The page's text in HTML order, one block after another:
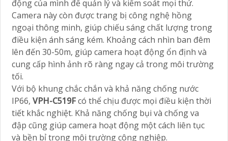
động của mình để quản lý và kiểm soát mọi thứ.
Camera này còn được trang bị công nghệ hồng
ngoại thông minh, giúp chiếu sáng chất lượng trong
điều kiện ánh sáng kém. Khoảng cách nhìn ban đêm
lên đến 30-50m, giúp camera hoạt động ổn định và
cung cấp hình ảnh rõ ràng ngay cả trong môi trường
tối.
Với bộ khung chắc chắn và khả năng chống nước
IP66, VPH-C519Fcó thể chịu được mọi điều kiện thời
tiết khắc nghiệt. Khả năng chống bụi và chống va
đập cũng giúp camera hoạt động một cách liên tục
và bền bỉ trong môi trường công nghiệp.